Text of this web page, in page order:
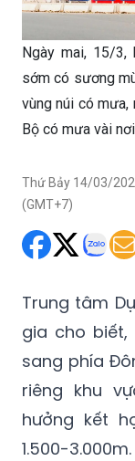
Ngày mai, 15/
sớm có sương
vùng núi có mưa,
Bộ có mưa vài
Thứ Bảy 14/03/
(GMT+7)
Trung tâm
gia cho biết,
sang phía
riêng khu
hưởng kết
1.500-3.000m.